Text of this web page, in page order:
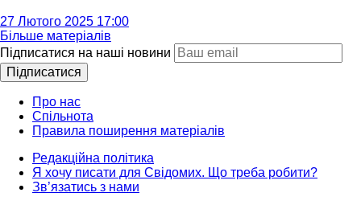
27 Лютого 2025 17:00
Більше матеріалів
Підписатися на наші новини
Підписатися
Про нас
Спільнота
Правила поширення матеріалів
Редакційна політика
Я хочу писати для Свідомих. Що треба робити?
Зв’язатись з нами